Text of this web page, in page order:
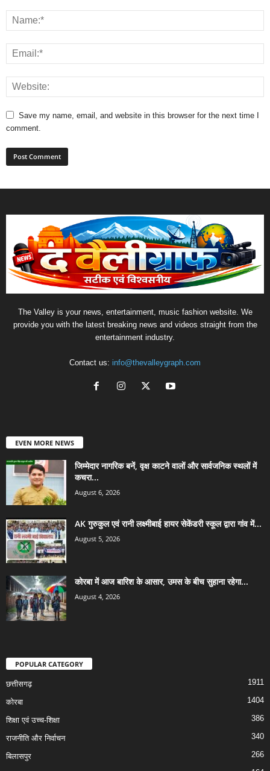
Save my name, email, and website in this browser for the next time I
comment.
The Valley is your news, entertainment, music fashion website. We
provide you with the latest breaking news and videos straight from the
entertainment industry.
Contact us: info@thevalleygraph.com
EVEN MORE NEWS
जिम्मेदार नागरिक बनें, वृक्ष काटने वालों और सार्वजनिक स्थलों में
कचरा...
August 6, 2026
AK गुरुकुल एवं रानी लक्ष्मीबाई हायर सेकेंडरी स्कूल द्वारा गांव में...
August 5, 2026
कोरबा में आज बारिश के आसार, उमस के बीच सुहाना रहेगा...
August 4, 2026
POPULAR CATEGORY
छत्तीसगढ़ 1911
कोरबा 1404
शिक्षा एवं उच्च-शिक्षा 386
राजनीति और निर्वाचन 340
बिलासपुर 266